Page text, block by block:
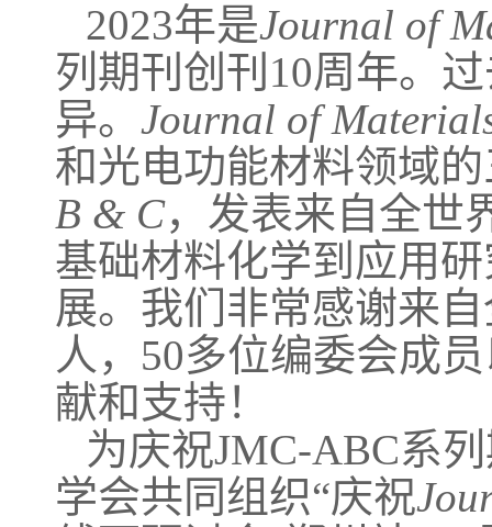
2023年是Journal of
列期刊创刊10周年。
异。 Journal of
和光电功能材料领域
B & C，发表来自全世
基础材料化学到应用
展。我们非常感谢来
人，50多位编委会成
献和支持！
为庆祝JMC-ABC系
学会共同组织“庆祝